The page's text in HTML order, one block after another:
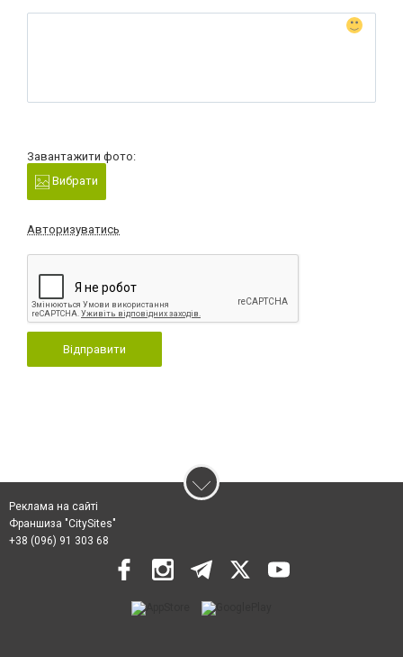
Завантажити фото:
Вибрати
Авторизуватись
Відправити
Реклама на сайті
Франшиза "CitySites"
+38 (096) 91 303 68